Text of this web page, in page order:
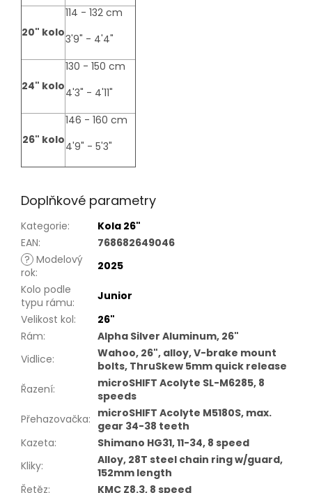
20" kolo
114 - 132 cm
3'9" - 4'4"
24" kolo
130 - 150 cm
4'3" - 4'11"
26" kolo
146 - 160 cm
4'9" - 5'3"
Doplňkové parametry
Kategorie:
Kola 26"
EAN:
768682649046
? Modelový
rok:
2025
Kolo podle
typu rámu:
Junior
Velikost kol:
26"
Rám:
Alpha Silver Aluminum, 26"
Vidlice:
Wahoo, 26", alloy, V-brake mount
bolts, ThruSkew 5mm quick release
Řazení:
microSHIFT Acolyte SL-M6285, 8
speeds
Přehazovačka: microSHIFT Acolyte M5180S, max.
gear 34-38 teeth
Kazeta:
Shimano HG31, 11-34, 8 speed
Kliky:
Alloy, 28T steel chain ring w/guard,
152mm length
Řetěz:
KMC Z8.3, 8 speed